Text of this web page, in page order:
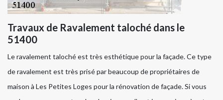
Travaux de Ravalement taloché dans le
51400
Le ravalement taloché est très esthétique pour la façade. Ce type
de ravalement est très prisé par beaucoup de propriétaires de
maison à Les Petites Loges pour la rénovation de façade. Si vous